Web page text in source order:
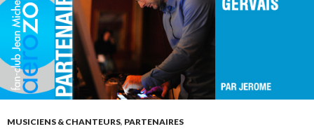
MUSICIENS & CHANTEURS, PARTENAIRES